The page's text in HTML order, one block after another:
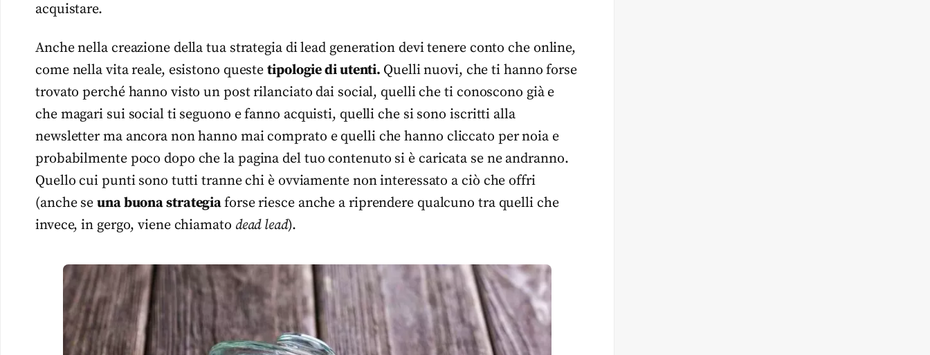
acquistare.
Anche nella creazione della tua strategia di lead generation devi tenere conto che online,
come nella vita reale, esistono questetipologie di utenti. Quelli nuovi, che ti hanno forse
trovato perché hanno visto un post rilanciato dai social, quelli che ti conoscono già e
che magari sui social ti seguono e fanno acquisti, quelli che si sono iscritti alla
newsletter ma ancora non hanno mai comprato e quelli che hanno cliccato per noia e
probabilmente poco dopo che la pagina del tuo contenuto si è caricata se ne andranno.
Quello cui punti sono tutti tranne chi è ovviamente non interessato a ciò che offri
(anche seuna buona strategiaforse riesce anche a riprendere qualcuno tra quelli che
invece, in gergo, viene chiamato dead lead).